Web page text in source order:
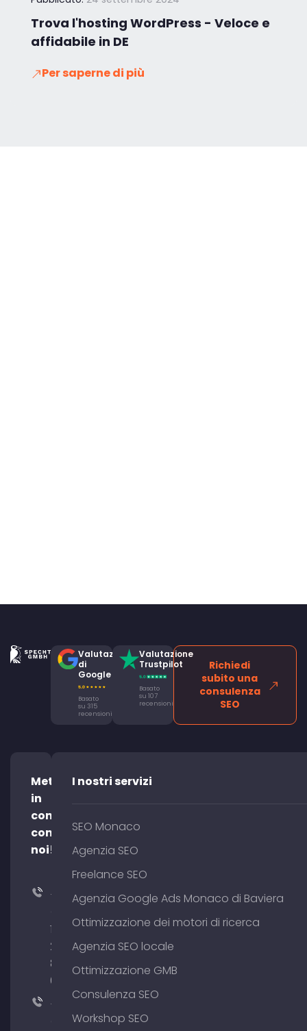
Trova l'hosting WordPress - Veloce e
affidabile in DE
Per saperne di più
Valutazione
di
Google
Basato
su 315
recensioni
Valutazione
Trustpilot
Basato
su 107
recensioni
Richiedi
subito una
consulenza
SEO
Mettetevi
in
contatto
con
noi!
+49
176
204
801
64
+49
I nostri servizi
SEO Monaco
Agenzia SEO
Freelance SEO
Agenzia Google Ads Monaco di Baviera
Ottimizzazione dei motori di ricerca
Agenzia SEO locale
Ottimizzazione GMB
Consulenza SEO
Workshop SEO